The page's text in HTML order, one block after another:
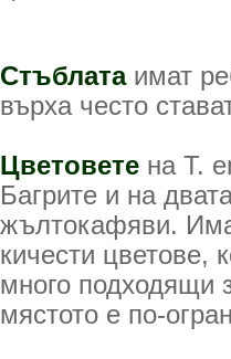
Стъблатаимат
върха често
Цветовете на T.
Багрите и на
жълтокафяви.
кичести цветове,
много подходящи
мястото е по-